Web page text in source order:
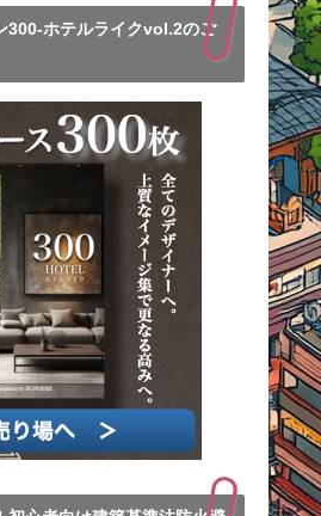
300-ホテルライクvol.2のご